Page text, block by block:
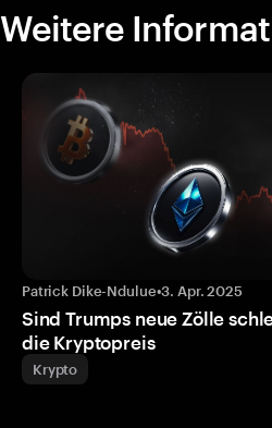
Weitere
Patrick Dike-Ndulue•3. Apr. 2025
Sind Trumps neue Zölle
die Kryptopreis
Krypto